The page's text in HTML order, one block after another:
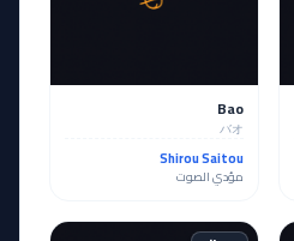
Bao
バオ
Shirou Saitou
مؤدي الصوت